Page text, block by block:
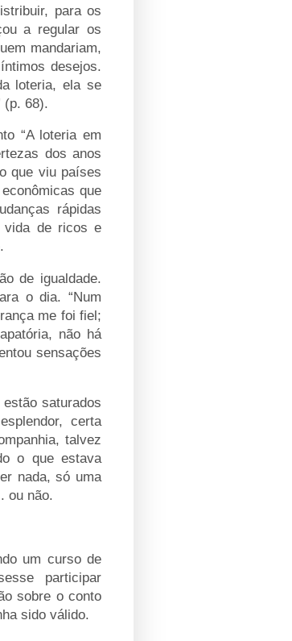
para os
a regular os
mandariam,
desejos.
loteria, ela se
68).
“A loteria em
dos anos
que viu países
que
rápidas
vida de ricos e
de igualdade.
o dia. “Num
me foi fiel;
não há
sensações
saturados
certa
talvez
o que estava
nada, só uma
ou não.
um curso de
participar
sobre o conto
sido válido.